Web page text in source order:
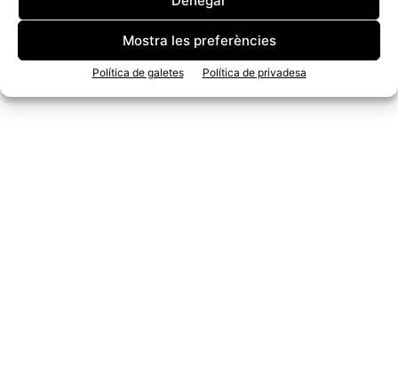
Mostra les preferències
Política de galetes Política de privadesa